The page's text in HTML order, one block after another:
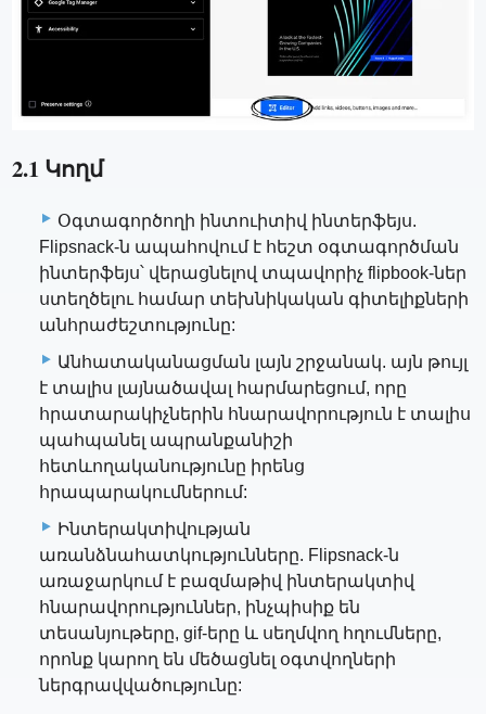
2.1 Կողմ
Օգտագործողի ինտուիտիվ ինտերֆեյս.
Flipsnack-ն ապահովում է հեշտ օգտագործման
ինտերֆեյս՝ վերացնելով տպավորիչ flipbook-ներ
ստեղծելու համար տեխնիկական գիտելիքների
անհրաժեշտությունը:
Անհատականացման լայն շրջանակ. այն թույլ
է տալիս լայնածավալ հարմարեցում, որը
հրատարակիչներին հնարավորություն է տալիս
պահպանել ապրանքանիշի
հետևողականությունը իրենց
հրապարակումներում:
Ինտերակտիվության
առանձնահատկությունները. Flipsnack-ն
առաջարկում է բազմաթիվ ինտերակտիվ
հնարավորություններ, ինչպիսիք են
տեսանյութերը, gif-երը և սեղմվող հղումները,
որոնք կարող են մեծացնել օգտվողների
ներգրավվածությունը: